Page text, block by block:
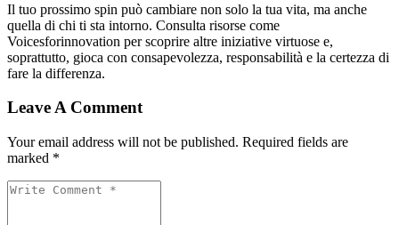
Il tuo prossimo spin può cambiare non solo la tua vita, ma anche
quella di chi ti sta intorno. Consulta risorse come
Voicesforinnovation per scoprire altre iniziative virtuose e,
soprattutto, gioca con consapevolezza, responsabilità e la certezza di
fare la differenza.
Leave A Comment
Your email address will not be published. Required fields are
marked *